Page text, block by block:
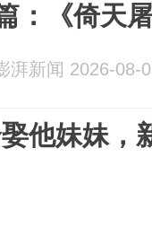
：《倚天
湃新闻 2026-08-
他妹妹，